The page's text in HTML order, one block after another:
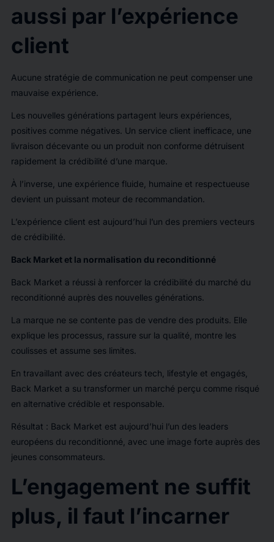
aussi par l’expérience
client
Aucune stratégie de communication ne peut compenser une
mauvaise expérience.
Les nouvelles générations partagent leurs expériences,
positives comme négatives. Un service client inefficace, une
livraison décevante ou un produit non conforme détruisent
rapidement la crédibilité d’une marque.
À l’inverse, une expérience fluide, humaine et respectueuse
devient un puissant moteur de recommandation.
L’expérience client est aujourd’hui l’un des premiers vecteurs
de crédibilité.
Back Market et la normalisation du reconditionné
Back Market a réussi à renforcer la crédibilité du marché du
reconditionné auprès des nouvelles générations.
La marque ne se contente pas de vendre des produits. Elle
explique les processus, rassure sur la qualité, montre les
coulisses et assume ses limites.
En travaillant avec des créateurs tech, lifestyle et engagés,
Back Market a su transformer un marché perçu comme risqué
en alternative crédible et responsable.
Résultat : Back Market est aujourd’hui l’un des leaders
européens du reconditionné, avec une image forte auprès des
jeunes consommateurs.
L’engagement ne suffit
plus, il faut l’incarner